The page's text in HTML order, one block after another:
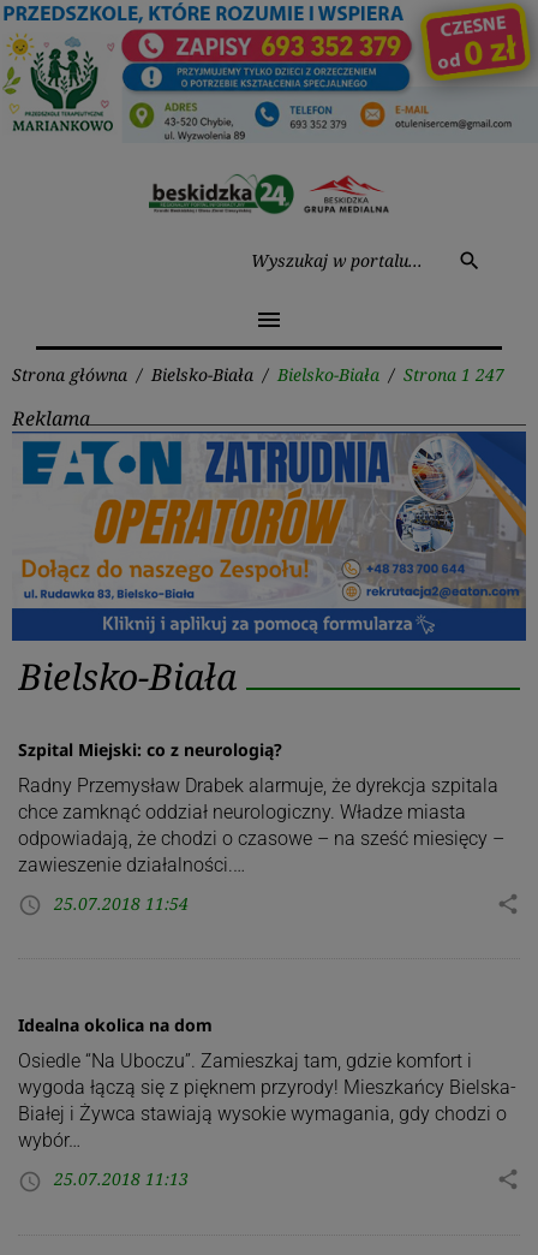
Przejdź
do
treści
search
menu
Strona główna / Bielsko-Biała / Bielsko-Biała / Strona 1 247
Reklama
Bielsko-
Biała
Bielsko-Biała
Szpital Miejski: co z neurologią?
Radny Przemysław Drabek alarmuje, że dyrekcja szpitala
chce zamknąć oddział neurologiczny. Władze miasta
odpowiadają, że chodzi o czasowe – na sześć miesięcy –
zawieszenie działalności.…
access_time 25.07.2018 11:54 share
Idealna okolica na dom
Osiedle “Na Uboczu”. Zamieszkaj tam, gdzie komfort i
wygoda łączą się z pięknem przyrody! Mieszkańcy Bielska-
Białej i Żywca stawiają wysokie wymagania, gdy chodzi o
wybór…
access_time 25.07.2018 11:13 share